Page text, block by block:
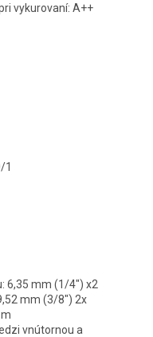
vykurovaní: A++
kW
1
6,35 mm (1/4") x2
mm (3/8") 2x
vnútornou a